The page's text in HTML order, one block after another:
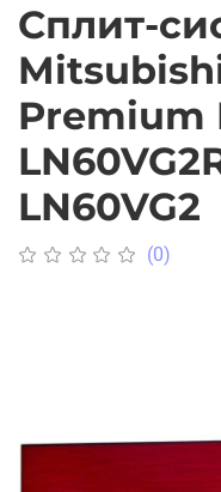
Cплит-
Premium
LN60VG2
(0)